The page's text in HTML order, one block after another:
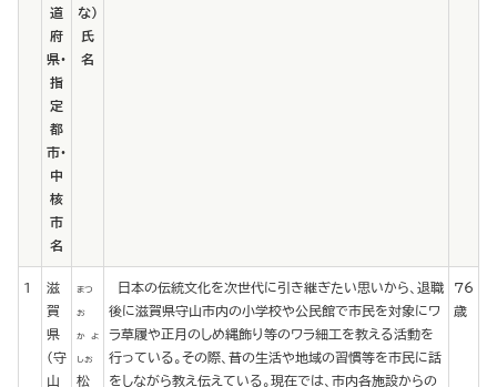
道
府
県・
指
定
都
市・
中
核
市
名
な）
氏
名
1
滋
賀
県
(守
山
まつ
お
か よ
しお
松
日本の伝統文化を次世代に引き継ぎたい思いから、退職
後に滋賀県守山市内の小学校や公民館で市民を対象にワ
ラ草履や正月のしめ縄飾り等のワラ細工を教える活動を
行っている。その際、昔の生活や地域の習慣等を市民に話
をしながら教え伝えている。現在では、市内各施設からの
76
歳